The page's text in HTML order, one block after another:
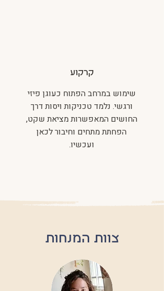
שימוש במרחב הפתוח כעוגן פיזי
ורגשי. נלמד טכניקות ויסות דרך
החושים המאפשרות מציאת שקט,
הפחתת מתחים וחיבור לכאן
ועכשיו.
קרקוע
צוות המנחות